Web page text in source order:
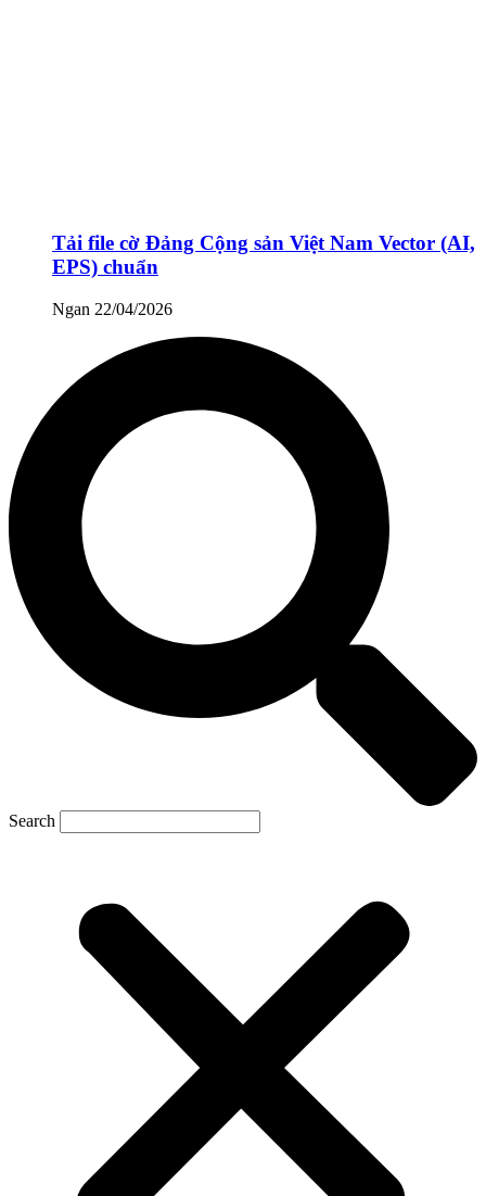
Tải file cờ Đảng Cộng sản Việt Nam Vector (AI,
EPS) chuẩn
Ngan 22/04/2026
Search